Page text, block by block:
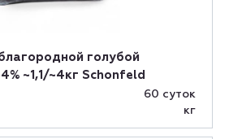
голубой
~1,1/~4кг Schonfeld
60 суток
кг